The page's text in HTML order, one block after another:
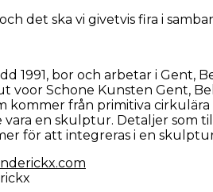
det ska vi givetvis fira i
1991, bor och arbetar i Gent,
voor Schone Kunsten Gent,
kommer från primitiva
en skulptur. Detaljer som
för att integreras i en